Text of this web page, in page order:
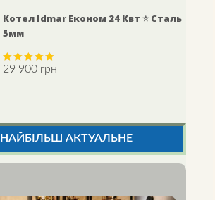
Котел Idmar Економ 24 Квт ⭐ Сталь
5мм
Rated 5.00
29 900 грн
НАЙБІЛЬШ АКТУАЛЬНЕ